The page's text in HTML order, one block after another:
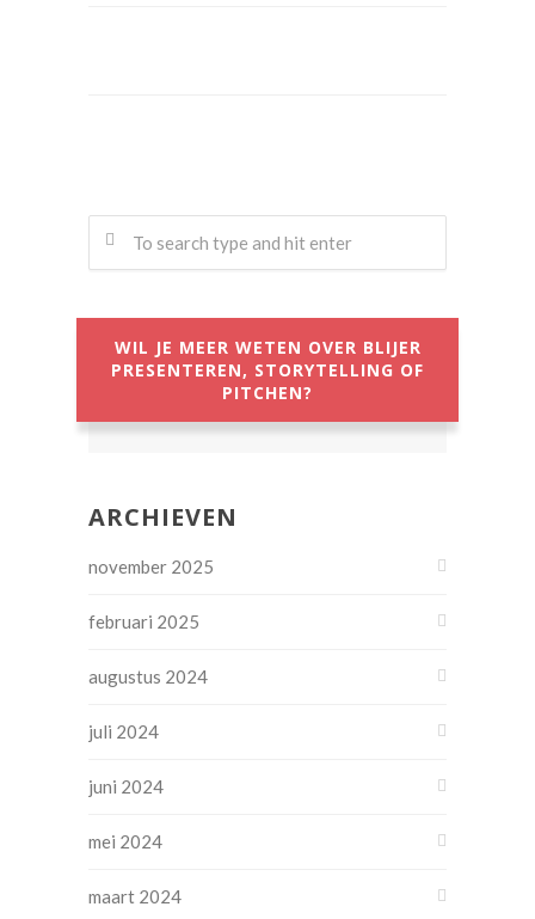
WIL JE MEER WETEN OVER BLIJER
PRESENTEREN, STORYTELLING OF
PITCHEN?
ARCHIEVEN
november 2025
februari 2025
augustus 2024
juli 2024
juni 2024
mei 2024
maart 2024